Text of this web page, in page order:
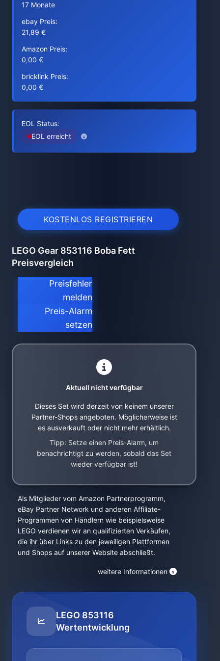
17 Monate
ebay Preis:
21,89 €
Amazon Preis:
0,00 €
bricklink Preis:
0,00 €
EOL Status:
EOL erreicht
KOSTENLOS REGISTRIEREN
LEGO Gear 853116 Boba Fett
Preisvergleich
Preisfehler
melden
Preis-Alarm
setzen
Aktuell nicht verfügbar
Dieses Set wird derzeit von keinem unserer
Partner-Shops angeboten. Möglicherweise ist
es ausverkauft oder nicht mehr erhältlich.
Tipp: Setze einen Preis-Alarm, um
benachrichtigt zu werden, sobald das Set
wieder verfügbar ist!
Als Mitglieder vom Amazon Partnerprogramm,
eBay Partner Network und anderen Affiliate-
Programmen von Händlern wie beispielsweise
LEGO verdienen wir an qualifizierten Verkäufen,
die ihr über Links zu den jeweiligen Plattformen
und Shops auf unserer Website abschließt.
weitere Informationen
LEGO 853116
Wertentwicklung